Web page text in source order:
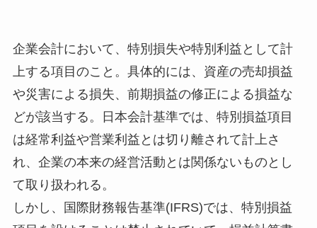
企業会計において、特別損失や特別利益として計
上する項目のこと。具体的には、資産の売却損益
や災害による損失、前期損益の修正による損益な
どが該当する。日本会計基準では、特別損益項目
は経常利益や営業利益とは切り離されて計上さ
れ、企業の本来の経営活動とは関係ないものとし
て取り扱われる。
しかし、国際財務報告基準(IFRS)では、特別損益